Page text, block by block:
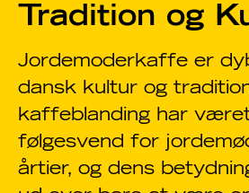
Tradition og
Jordemoderkaffe er
dansk kultur og
kaffeblanding har
følgesvend for
årtier, og dens